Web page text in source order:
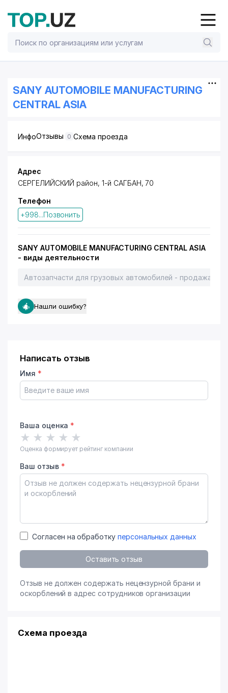
SANY AUTOMOBILE MANUFACTURING
CENTRAL ASIA
ИнфоОтзывы 0 Схема проезда
Адрес
СЕРГЕЛИЙСКИЙ район, 1-й САГБАН, 70
Телефон
+998...Позвонить
SANY AUTOMOBILE MANUFACTURING CENTRAL ASIA
- виды деятельности
Автозапчасти для грузовых автомобилей - продажа,
Нашли ошибку?
Написать отзыв
Имя *
Ваша оценка *
★ ★ ★ ★ ★
Оценка формирует рейтинг компании
Ваш отзыв *
Согласен на обработку персональных данных
Оставить отзыв
Отзыв не должен содержать нецензурной брани и
оскорблений в адрес сотрудников организации
Схема проезда